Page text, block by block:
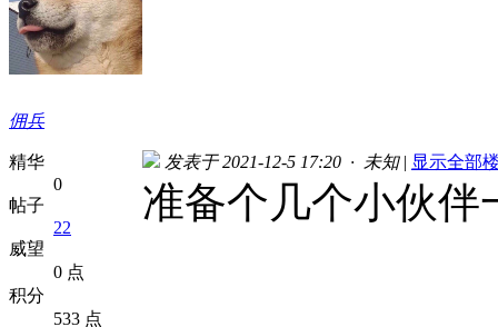
佣兵
精华
0
帖子
22
威望
0 点
积分
533 点
发表于 2021-12-5 17:20 · 未知 | 显示全部
准备个几个小伙伴